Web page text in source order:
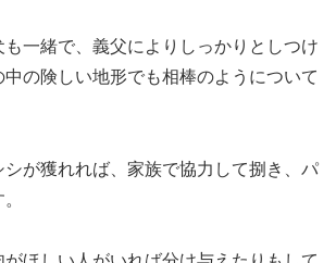
一緒で、義父によりしっかりとしつけ
中の険しい地形でも相棒のようについて
が獲れれば、家族で協力して捌き、パ